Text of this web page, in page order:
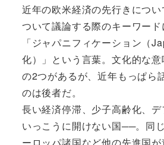
近年の欧米経済の先行きにつ
ついて議論する際のキーワー
「ジャパニフィケーション（
化）」という言葉。文化的な
の2つがあるが、近年もっぱら
のは後者だ。
長い経済停滞、少子高齢化、
いっこうに開けない国──。同
ーロッパ諸国など他の先進国